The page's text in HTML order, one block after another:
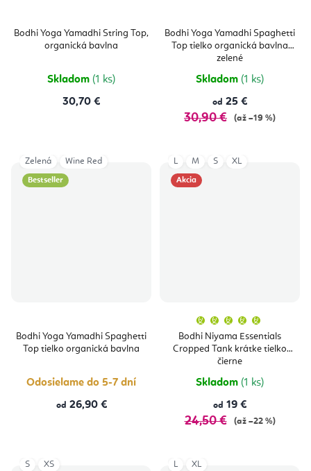
Bodhi Yoga Yamadhi String Top,
organická bavlna
Skladom (1 ks)
30,70 €
Bodhi Yoga Yamadhi Spaghetti
Top tielko organická bavlna
zelené
Skladom (1 ks)
od 25 €
30,90 € (až –19 %)
Bestseller
Bodhi Yoga Yamadhi Spaghetti
Top tielko organická bavlna
Odosielame do 5-7 dní
od 26,90 €
Zelená Wine Red
Akcia
Bodhi Niyama Essentials
Cropped Tank krátke tielko
čierne
produktu
je
5,0
Skladom (1 ks)
od 19 €
24,50 € (až –22 %)
L M S XL
S XS L XL